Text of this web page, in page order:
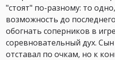
"стоят" по-разному: то
возможность до
обогнать соперников в
соревновательный дух.
отставал по очкам, но к